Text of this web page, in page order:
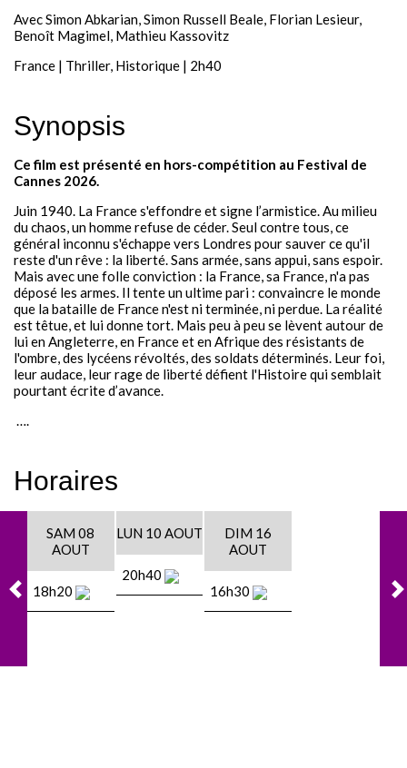
Mon panier
Contact / Infos
Mon compte
Avec Simon Abkarian, Simon Russell Beale, Florian Lesieur,
Benoît Magimel, Mathieu Kassovitz
France | Thriller, Historique | 2h40
Synopsis
Ce film est présenté en hors-compétition au Festival de
Cannes 2026.
Juin 1940. La France s'effondre et signe l’armistice. Au milieu
du chaos, un homme refuse de céder. Seul contre tous, ce
général inconnu s'échappe vers Londres pour sauver ce qu'il
reste d'un rêve : la liberté. Sans armée, sans appui, sans espoir.
Mais avec une folle conviction : la France, sa France, n'a pas
déposé les armes. Il tente un ultime pari : convaincre le monde
que la bataille de France n'est ni terminée, ni perdue. La réalité
est têtue, et lui donne tort. Mais peu à peu se lèvent autour de
lui en Angleterre, en France et en Afrique des résistants de
l'ombre, des lycéens révoltés, des soldats déterminés. Leur foi,
leur audace, leur rage de liberté défient l'Histoire qui semblait
pourtant écrite d’avance.
….
Horaires
SAM 08
AOUT
18h20
LUN 10 AOUT
20h40
DIM 16
AOUT
16h30